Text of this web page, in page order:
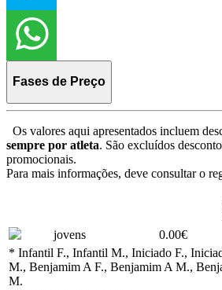
Fases de Preço
Os valores aqui apresentados incluem
sempre por atleta. São excluídos
promocionais.
Para mais informações, deve consultar o
jovens
0.00€
* Infantil F., Infantil M., Iniciado F.,
M., Benjamim A F., Benjamim A M.,
M.